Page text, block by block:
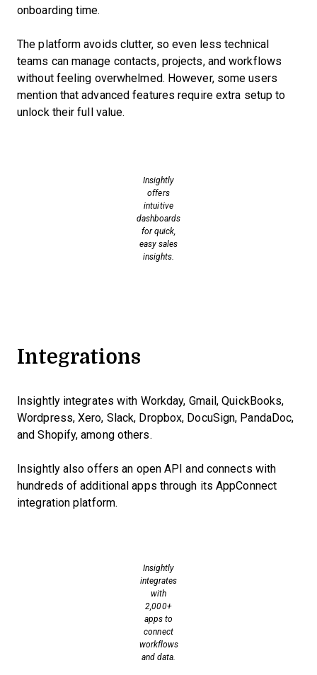
onboarding time.
The platform avoids clutter, so even less technical
teams can manage contacts, projects, and workflows
without feeling overwhelmed. However, some users
mention that advanced features require extra setup to
unlock their full value.
Insightly
offers
intuitive
dashboards
for quick,
easy sales
insights.
Integrations
Insightly integrates with Workday, Gmail, QuickBooks,
Wordpress, Xero, Slack, Dropbox, DocuSign, PandaDoc,
and Shopify, among others.
Insightly also offers an open API and connects with
hundreds of additional apps through its AppConnect
integration platform.
Insightly
integrates
with
2,000+
apps to
connect
workflows
and data.